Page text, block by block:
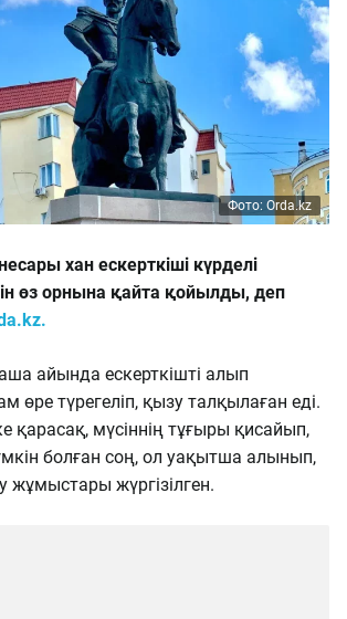
Фото: Orda.kz
хан ескерткіші күрделі
өз орнына қайта қойылды, деп
айында ескерткішті алып
өре түрегеліп, қызу талқылаған еді.
қарасақ, мүсіннің тұғыры қисайып,
болған соң, ол уақытша алынып,
жұмыстары жүргізілген.